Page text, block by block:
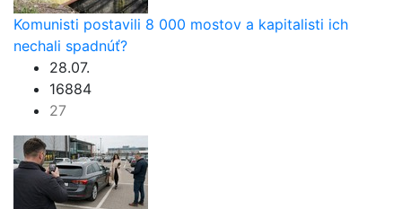
Komunisti postavili 8 000 mostov a kapitalisti ich
nechali spadnúť?
28.07.
16884
27